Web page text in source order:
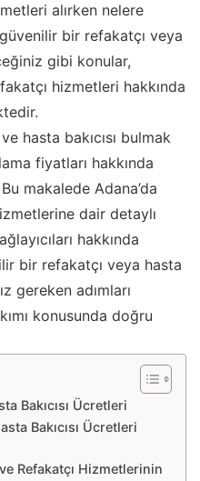
alırken nelere
bir refakatçı veya
gibi konular,
hizmetleri hakkında
hasta bakıcısı bulmak
fiyatları hakkında
makalede Adana’da
dair detaylı
hakkında
bir refakatçı veya hasta
gereken adımları
konusunda doğru
Bakıcısı Ücretleri
Bakıcısı Ücretleri
ve Refakatçı Hizmetlerinin